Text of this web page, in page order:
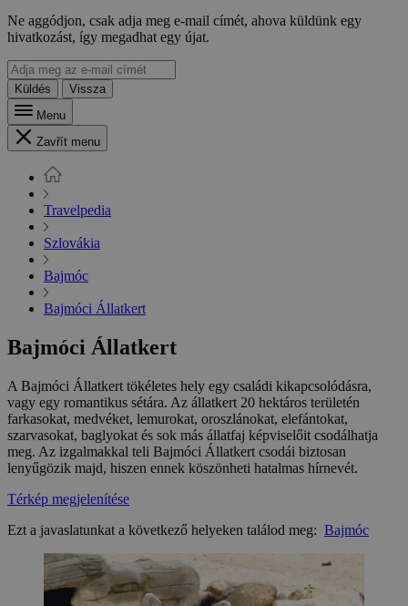
Ne aggódjon, csak adja meg e-mail címét, ahova küldünk egy
hivatkozást, így megadhat egy újat.
Küldés
Vissza
Menu
Zavřít menu
Travelpedia
Szlovákia
Bajmóc
Bajmóci Állatkert
Bajmóci Állatkert
A Bajmóci Állatkert tökéletes hely egy családi kikapcsolódásra,
vagy egy romantikus sétára. Az állatkert 20 hektáros területén
farkasokat, medvéket, lemurokat, oroszlánokat, elefántokat,
szarvasokat, baglyokat és sok más állatfaj képviselőit csodálhatja
meg. Az izgalmakkal teli Bajmóci Állatkert csodái biztosan
lenyűgözik majd, hiszen ennek köszönheti hatalmas hírnevét.
Térkép megjelenítése
Ezt a javaslatunkat a következő helyeken találod meg: Bajmóc